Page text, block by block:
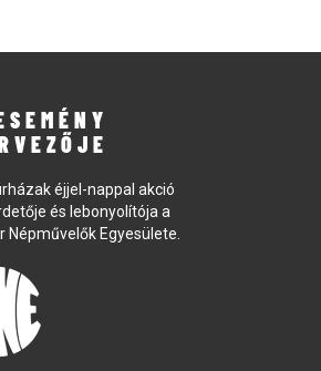
éjjel-nappal akció
és lebonyolítója a
Népművelők Egyesülete.